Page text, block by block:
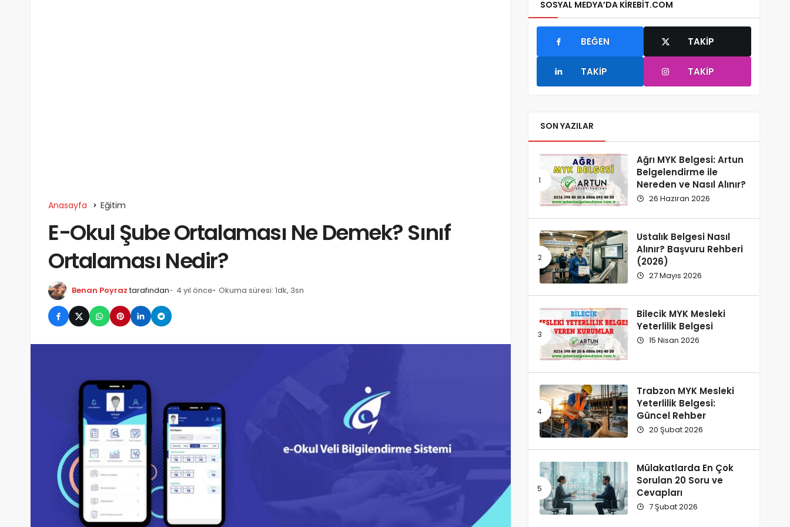
Anasayfa Eğitim
E-Okul Şube Ortalaması Ne Demek? Sınıf
Ortalaması Nedir?
Benan Poyraz tarafından 4 yıl önce Okuma süresi: 1dk, 3sn
SOSYAL MEDYA’DA KIREBIT.COM
BEĞEN TAKIP
TAKIP TAKIP
SON YAZILAR
Ağrı MYK Belgesi: Artun
Belgelendirme ile
Nereden ve Nasıl Alınır?
26 Haziran 2026
Ustalık Belgesi Nasıl
Alınır? Başvuru Rehberi
(2026)
27 Mayıs 2026
Bilecik MYK Mesleki
Yeterlilik Belgesi
15 Nisan 2026
Trabzon MYK Mesleki
Yeterlilik Belgesi:
Güncel Rehber
20 Şubat 2026
Mülakatlarda En Çok
Sorulan 20 Soru ve
Cevapları
7 Şubat 2026